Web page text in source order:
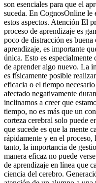
son esenciales para que el
suceda. En CognosOnline le
estos aspectos. Atención El
proceso de aprendizaje es
poco de distracción es buena
aprendizaje, es importante
única. Esto es especialmente
de aprender algo nuevo. La
es físicamente posible
eficacia o el tiempo
afectado negativamente
inclinamos a creer que
tiempo, no es más que un
corteza cerebral solo puede
que sucede es que la mente
rápidamente y en el proceso,
tanto, la importancia de
manera eficaz no puede
de aprendizaje en línea que
ciencia del cerebro.